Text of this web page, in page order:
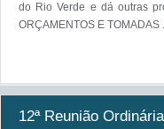
do Rio Verde e dá outras
ORÇAMENTOS E TOMADAS
12ª Reunião